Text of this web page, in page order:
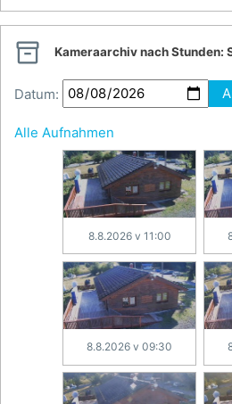
 Kameraarchiv nach Stunden:
Datum:
Alle Aufnahmen
8.8.2026 v 11:00
8.8.2026 v 09:30